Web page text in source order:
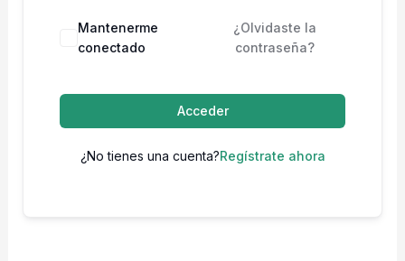
Mantenerme
conectado
¿Olvidaste la
contraseña?
Acceder
¿No tienes una cuenta?Regístrate ahora